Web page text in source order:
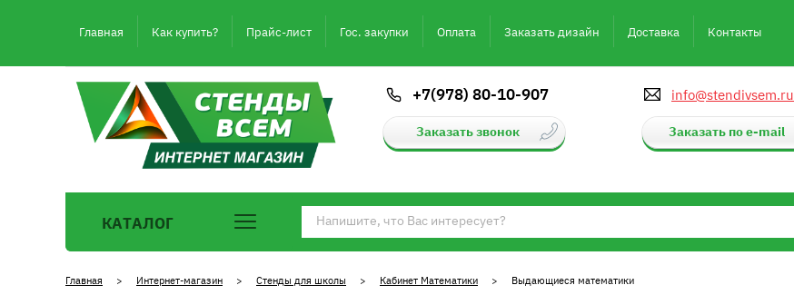
Главная Как купить? Прайс-лист Гос. закупки Оплата Заказать дизайн Доставка Контакты
+7(978) 80-10-907
Заказать звонок
info@stendivsem.ru
Заказать по e-mail
КАТАЛОГ
Главная > Интернет-магазин > Стенды для школы > Кабинет Математики > Выдающиеся математики